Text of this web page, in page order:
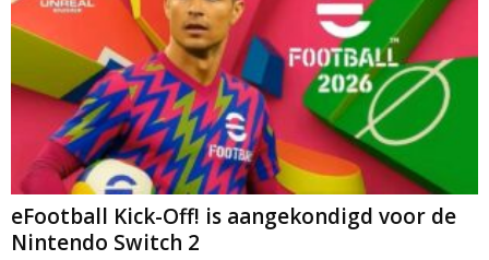
eFootball Kick-Off! is aangekondigd voor de
Nintendo Switch 2